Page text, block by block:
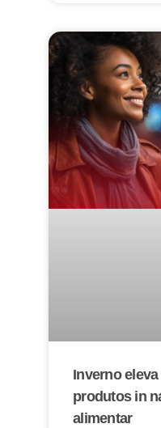
Inverno
produtos in
alimentar